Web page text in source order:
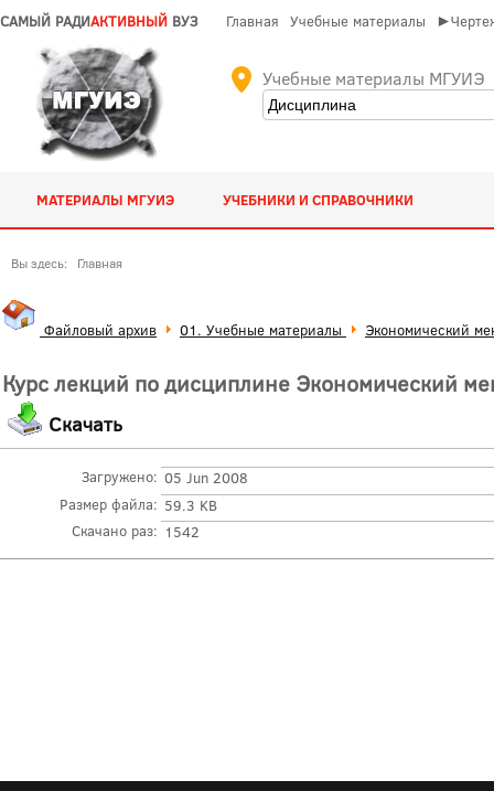
САМЫЙ РАДИАКТИВНЫЙ ВУЗ Главная Учебные материалы
Учебные материалы МГУИЭ
МАТЕРИАЛЫ МГУИЭ УЧЕБНИКИ И СПРАВОЧНИКИ
Вы здесь: Главная
Файловый архив 01. Учебные материалы Экономический
Курс лекций по дисциплине Экономический
Скачать
Загружено: 05 Jun 2008
Размер файла: 59.3 KB
Скачано раз: 1542